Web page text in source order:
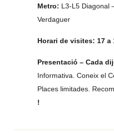
Metro: L3-L5 Diagonal
Verdaguer
Horari de visites: 17 a
Presentació – Cada
Informativa. Coneix el
Places limitades.
!